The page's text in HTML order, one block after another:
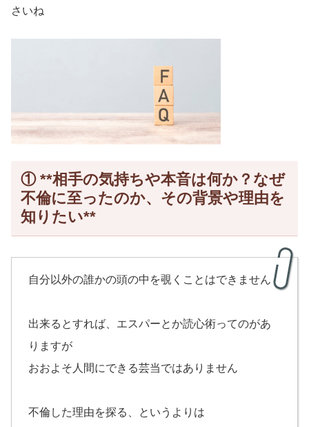
さいね
① **相手の気持ちや本音は何か？なぜ
不倫に至ったのか、その背景や理由を
知りたい**
自分以外の誰かの頭の中を覗くことはできません
出来るとすれば、エスパーとか読心術ってのがあ
りますが
おおよそ人間にできる芸当ではありません
不倫した理由を探る、というよりは